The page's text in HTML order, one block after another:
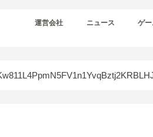
運営会社 ニュース ゲ